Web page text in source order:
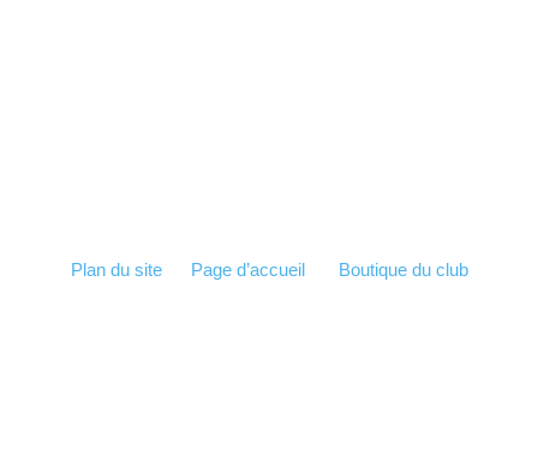
Plan du site Page d’accueil Boutique du club